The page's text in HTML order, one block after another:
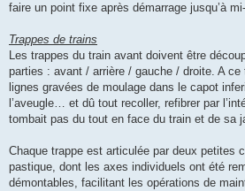
faire un point fixe après démarrage jusqu’à
Trappes de trains
Les trappes du train avant doivent être
parties : avant / arrière / gauche / droite. A
lignes gravées de moulage dans le capot
l’aveugle… et dû tout recoller, refibrer par
tombait pas du tout en face du train et de sa
Chaque trappe est articulée par deux petites
pastique, dont les axes individuels ont été
démontables, facilitant les opérations de